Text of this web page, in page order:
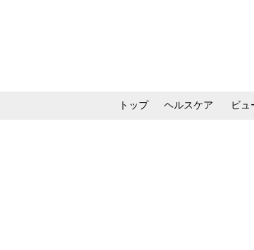
トップ ヘルスケア ビュ